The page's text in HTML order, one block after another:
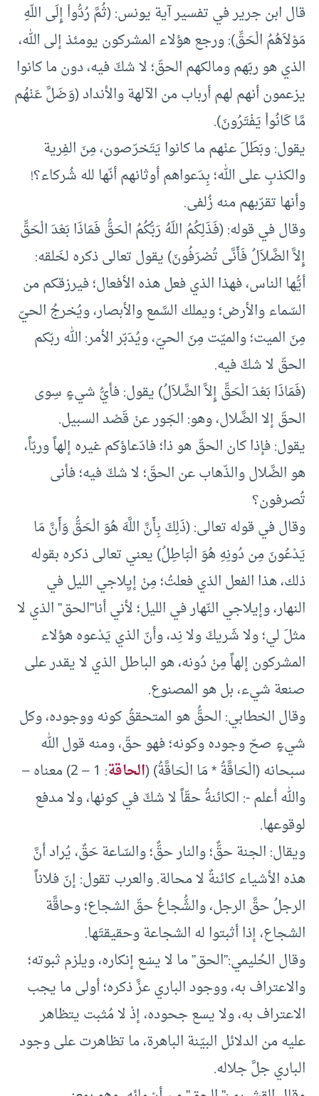
قال ابن جرير في تفسير آية يونس: (ثُمَّ رُدُّواْ إِلَى اللّهِ
مَوْلاَهُمُ الْحَقِّ): ورجع هؤلاء المشركون يومئذ إلى الله،
الذي هو ربّهم ومالكهم الحقّ؛ لا شكّ فيه، دون ما كانوا
يزعمون أنهم لهم أرباب من الآلهة والأنداد (وَضَلَّ عَنْهُم
مَّا كَانُواْ يَفْتَرُونَ).
يقول: وبَطَلَ عنْهم ما كانوا يَتَخرّصون، مِنَ الفِرية
والكذبِ على الله؛ بِدَعواهم أوثانهم أنّها لله شُركاء؟!
وأنها تقرّبهم منه زُلفى.
وقال في قوله: (فَذَلِكُمُ اللّهُ رَبُّكُمُ الْحَقُّ فَمَاذَا بَعْدَ الْحَقِّ
إِلاَّ الضَّلاَلُ فَأَنَّى تُصْرَفُونَ) يقول تعالى ذكره لخَلقه:
أيُّها الناس، فهذا الذي فعل هذه الأفعال؛ فيرزقكم من
السّماء والأرض؛ ويملك السَّمع والأبصار، ويُخرجُ الحيّ
مِنَ الميت؛ والميّت مِنَ الحيّ، ويُدَبّر الأمر: الله ربّكم
الحقّ لا شكّ فيه.
(فَمَاذَا بَعْدَ الْحَقِّ إِلاَّ الضَّلاَلُ) يقول: فأيُّ شيءٍ سِوى
الحقّ إلا الضَّلال، وهو: الجَور عنْ قَصْد السبيل.
يقول: فإذا كان الحقّ هو ذا؛ فادّعاؤكم غيره إلهاً وربّاً،
هو الضَّلال والذّهاب عن الحقّ؛ لا شكّ فيه؛ فأنى
تُصرفون؟
وقال في قوله تعالى: (ذَلِكَ بِأَنَّ اللَّهَ هُوَ الْحَقُّ وَأَنَّ مَا
يَدْعُونَ مِن دُونِهِ هُوَ الْبَاطِلُ) يعني تعالى ذكره بقوله
ذلك، هذا الفعل الذي فعلتُ؛ مِنْ إيِلاجي الليل في
النهار، وإيلاجي النّهار في الليل؛ لأني أنا”الحق” الذي لا
مثلَ لي؛ ولا شَريكَ ولا نِد، وأنّ الذي يَدْعوه هؤلاء
المشركون إلهاً مِنْ دُونه، هو الباطل الذي لا يقدر على
صنعة شيء، بل هو المصنوع.
وقال الخطابي: الحقُّ هو المتحققُ كونه ووجوده، وكل
شيءٍ صحّ وجوده وكونه؛ فهو حقّ، ومنه قول الله
سبحانه (الْحَاقَّةُ * مَا الْحَاقَّةُ) (الحاقة
: 1 – 2) معناه –
والله أعلم -: الكائنةُ حقّاً لا شكّ في كونها، ولا مدفع
لوقوعها.
ويقال: الجنة حقٌّ؛ والنار حقٌّ؛ والسّاعة حَقٌ، يُراد أنَّ
هذه الأشياء كائنةٌ لا محالة. والعرب تقول: إنّ فلاناً
الرجلُ حقَّ الرجل، والشُّجاعُ حقّ الشجاع؛ وحاقَّة
الشجاع، إذا أثبتوا له الشجاعة وحقيقتَها.
وقال الحُليمي:”الحق” ما لا يسْع إنكاره، ويلزم ثبوته؛
والاعتراف به، ووجود الباري عزَّ ذكره؛ أولى ما يجب
الاعتراف به، ولا يسع جحوده، إذْ لا مُثبت يتظاهر
عليه من الدلائل البيّنة الباهرة، ما تظاهرت على وجود
الباري جلَّ جلاله.